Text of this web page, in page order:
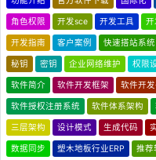
角色权限 开发sce 开发工具 开
开发指南 客户案例 快速搭站系统
秘钥 密钥 企业网络维护 权限
软件简介 软件开发框架 软件开
软件授权注册系统 软件体系架构
三层架构 设计模式 生成代码
数据同步 塑木地板行业ERP 推荐